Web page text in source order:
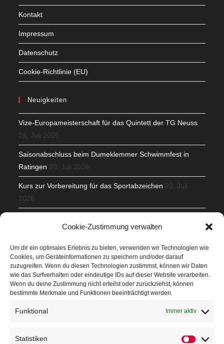
Cookie-Zustimmung verwalten
Um dir ein optimales Erlebnis zu bieten, verwenden wir Technologien wie
Cookies, um Geräteinformationen zu speichern und/oder darauf
zuzugreifen. Wenn du diesen Technologien zustimmst, können wir Daten
wie das Surfverhalten oder eindeutige IDs auf dieser Website verarbeiten.
Wenn du deine Zustimmung nicht erteilst oder zurückziehst, können
bestimmte Merkmale und Funktionen beeinträchtigt werden.
Funktional Immer aktiv
Statistiken
Kontakt
Impressum
Datenschutz
Cookie-Richtlinie (EU)
Neuigkeiten
Vize-Europameisterschaft für das Quintett der TG Neuss
28. Juli 2026
Saisonabschluss beim Dumeklemmer Schwimmfest in
Ratingen 20. Juli 2026
Kurs zur Vorbereitung für das Sportabzeichen 20. Juli
2026
Veranstaltungen
Höffner Run